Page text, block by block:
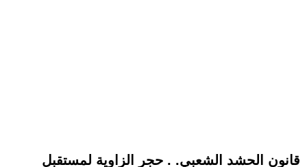
قانون الحشد الشعبي. . حجر الزاوية لمستقبل